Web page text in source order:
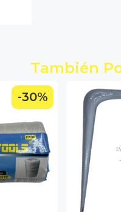
También
-30%